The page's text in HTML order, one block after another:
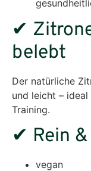
✔
belebt
Der natürliche
und leicht – ideal
Training.
✔ Rein
vegan